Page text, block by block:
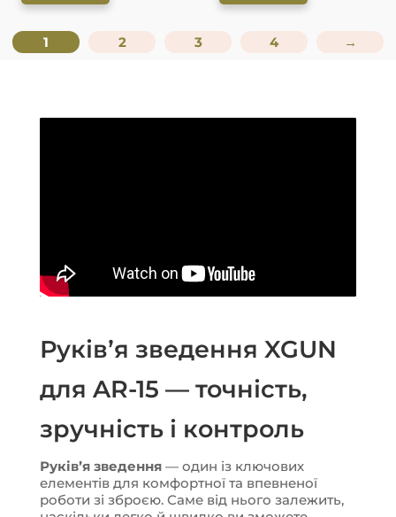
1 2 3 4 →
Руківʼя зведення XGUN
для AR-15 — точність,
зручність і контроль
Руківʼя зведення— один із ключових
елементів для комфортної та впевненої
роботи зі зброєю. Саме від нього залежить,